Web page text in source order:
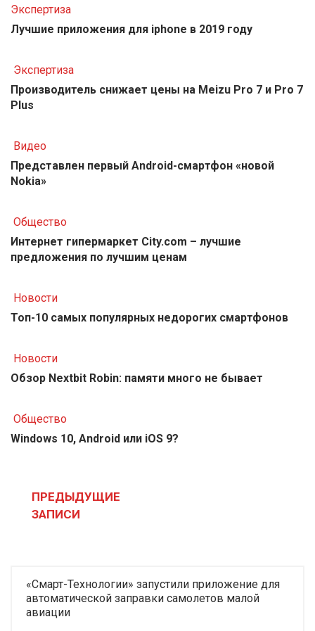
Экспертиза
Лучшие приложения для iphone в 2019 году
Экспертиза
Производитель снижает цены на Meizu Pro 7 и Pro 7
Plus
Видео
Представлен первый Android-смартфон «новой
Nokia»
Общество
Интернет гипермаркет City.com – лучшие
предложения по лучшим ценам
Новости
Топ-10 самых популярных недорогих смартфонов
Новости
Обзор Nextbit Robin: памяти много не бывает
Общество
Windows 10, Android или iOS 9?
записям
ПРЕДЫДУЩИЕ
ЗАПИСИ
«Смарт-Технологии» запустили приложение для
автоматической заправки самолетов малой
авиации